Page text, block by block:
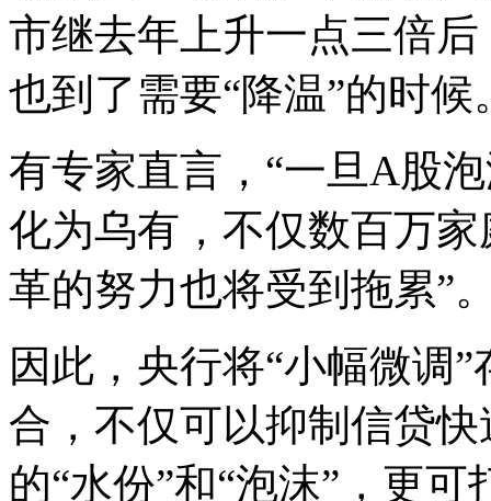
市继去年上升一点三倍
也到了需要“降温”的时候
有专家直言，“一旦A股
化为乌有，不仅数百万
革的努力也将受到拖累”
因此，央行将“小幅微调
合，不仅可以抑制信贷
的“水份”和“泡沫”，更